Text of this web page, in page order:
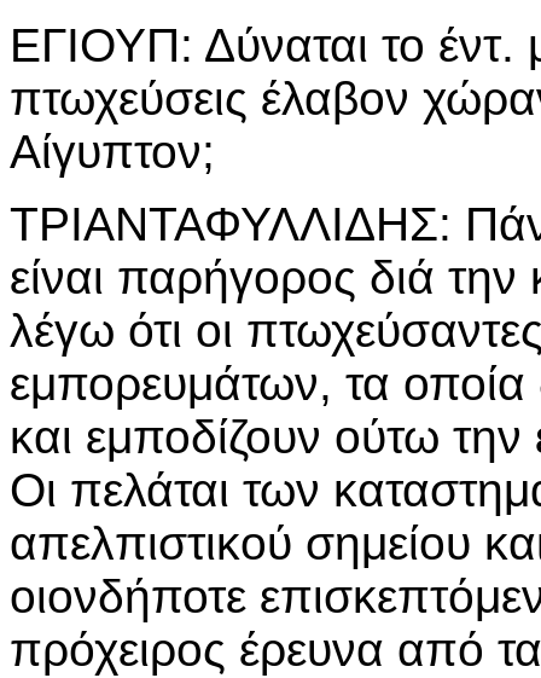
ΕΓΙΟΥΠ: Δύναται το έντ.
πτωχεύσεις έλαβον
Αίγυπτον;
ΤΡΙΑΝΤΑΦΥΛΛΙΔΗΣ:
είναι παρήγορος διά
λέγω ότι οι
εμπορευμάτων, τα οποία
και εμποδίζουν ούτω
Οι πελάται των
απελπιστικού σημείου
οιονδήποτε
πρόχειρος έρευνα από